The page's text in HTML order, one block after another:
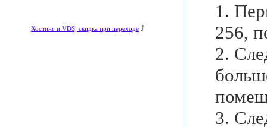
Хостинг и VDS, скидка при переходе ⤴
1.
256,
2.
3.